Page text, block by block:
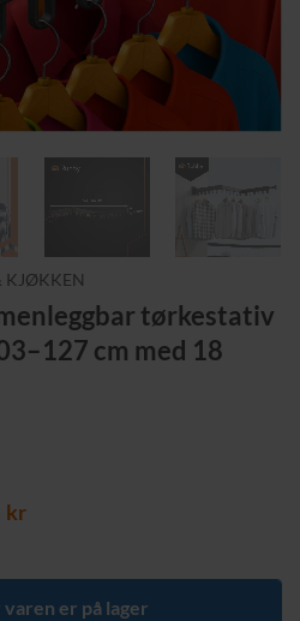
KJØKKEN
tørkestativ
cm med 18
krNåværende
er:
369,00 kr.
varen er på lager